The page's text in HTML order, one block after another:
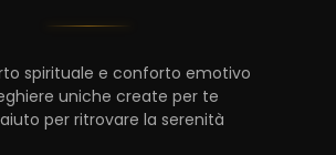
spirituale e conforto emotivo
uniche create per te
per ritrovare la serenità